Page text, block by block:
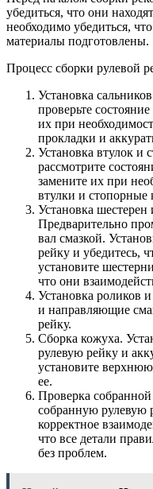
убедиться, что они
необходимо убедиться,
материалы подготовлены.
Процесс сборки рулевой
Установка
проверьте
их при
прокладки и
Установка втулок и
рассмотрите
замените их при
втулки и стопорные
Установка шестерен
Предварительно
вал смазкой.
рейку и убедитесь,
установите
что они
Установка роликов
и направляющие
рейку.
Сборка кожуха.
рулевую рейку и
установите
ее.
Проверка
собранную рулевую
корректное
что все детали
без проблем.